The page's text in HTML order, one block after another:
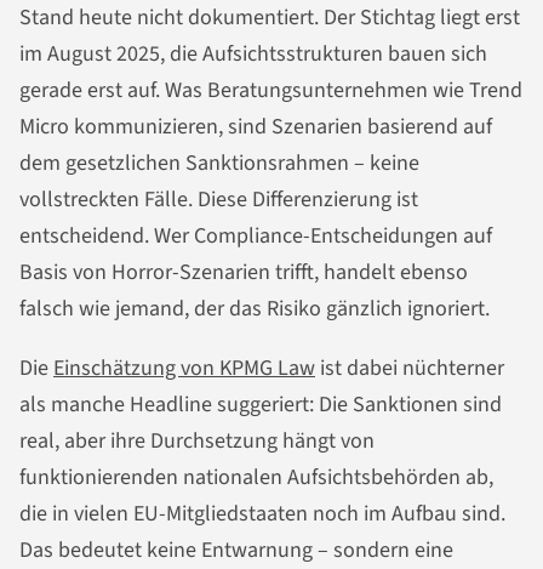
Stand heute nicht dokumentiert. Der Stichtag liegt erst
im August 2025, die Aufsichtsstrukturen bauen sich
gerade erst auf. Was Beratungsunternehmen wie Trend
Micro kommunizieren, sind Szenarien basierend auf
dem gesetzlichen Sanktionsrahmen – keine
vollstreckten Fälle. Diese Differenzierung ist
entscheidend. Wer Compliance-Entscheidungen auf
Basis von Horror-Szenarien trifft, handelt ebenso
falsch wie jemand, der das Risiko gänzlich ignoriert.
DieEinschätzung von KPMG Law ist dabei nüchterner
als manche Headline suggeriert: Die Sanktionen sind
real, aber ihre Durchsetzung hängt von
funktionierenden nationalen Aufsichtsbehörden ab,
die in vielen EU-Mitgliedstaaten noch im Aufbau sind.
Das bedeutet keine Entwarnung – sondern eine